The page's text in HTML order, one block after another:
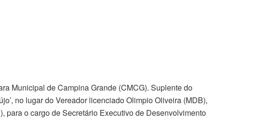
Municipal de Campina Grande (CMCG). Suplente do
no lugar do Vereador licenciado Olimpio Oliveira (MDB),
para o cargo de Secretário Executivo de Desenvolvimento